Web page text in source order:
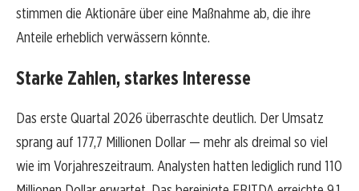
stimmen die Aktionäre über eine Maßnahme ab, die ihre
Anteile erheblich verwässern könnte.
Starke Zahlen, starkes Interesse
Das erste Quartal 2026 überraschte deutlich. Der Umsatz
sprang auf 177,7 Millionen Dollar — mehr als dreimal so viel
wie im Vorjahreszeitraum. Analysten hatten lediglich rund 110